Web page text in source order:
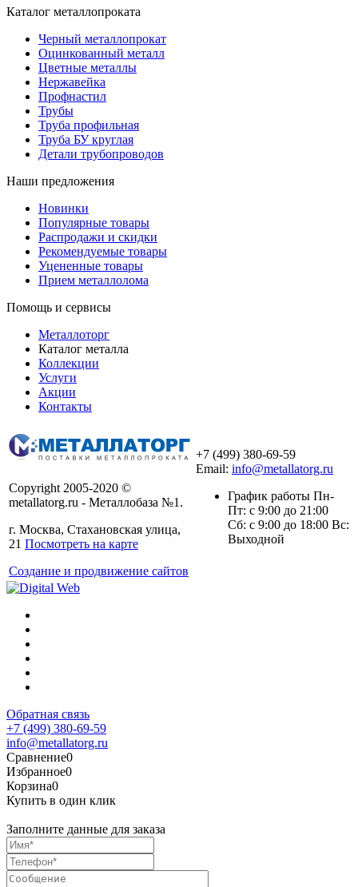
Каталог металлопроката
Черный металлопрокат
Оцинкованный металл
Цветные металлы
Нержавейка
Профнастил
Трубы
Труба профильная
Труба БУ круглая
Детали трубопроводов
Наши предложения
Новинки
Популярные товары
Распродажи и скидки
Рекомендуемые товары
Уцененные товары
Прием металлолома
Помощь и сервисы
Металлоторг
Каталог металла
Коллекции
Услуги
Акции
Контакты
Copyright 2005-2020 ©
metallatorg.ru - Металлобаза №1.
г. Москва, Стахановская улица,
21 Посмотреть на карте
Создание и продвижение сайтов
+7 (499) 380-69-59
Email: info@metallatorg.ru
График работы Пн-
Пт: с 9:00 до 21:00
Сб: с 9:00 до 18:00 Вс:
Выходной
Обратная связь
+7 (499) 380-69-59
info@metallatorg.ru
Сравнение0
Избранное0
Корзина0
Купить в один клик
Заполните данные для заказа